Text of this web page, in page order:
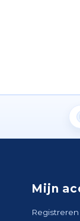
Mijn
Registreren